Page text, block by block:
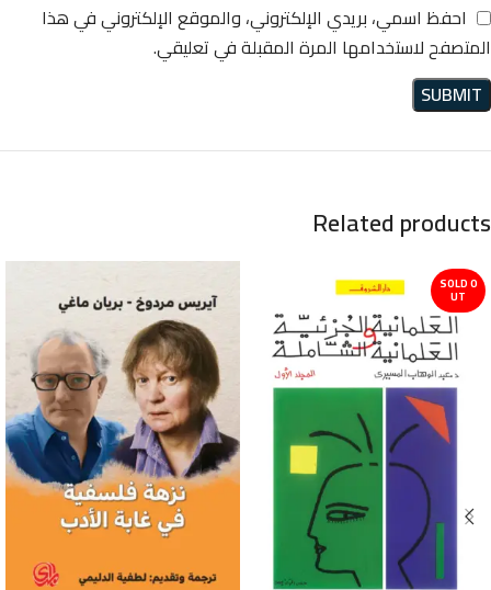
احفظ اسمي، بريدي الإلكتروني، والموقع الإلكتروني في هذا
المتصفح لاستخدامها المرة المقبلة في تعليقي.
Related products
SOLD O
UT